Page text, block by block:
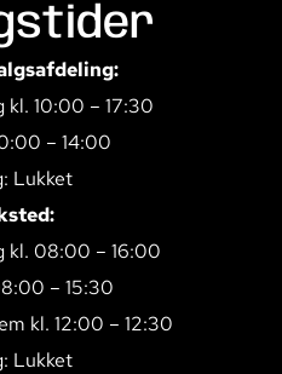
kl. 10:00 – 17:30
– 14:00
Lukket
kl. 08:00 – 16:00
– 15:30
kl. 12:00 – 12:30
Lukket